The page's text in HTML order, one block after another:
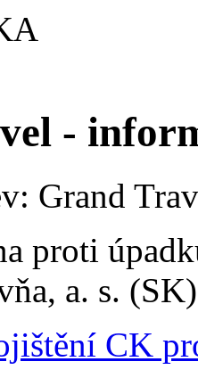
-
Grand
proti
a. s. (SK)
CK